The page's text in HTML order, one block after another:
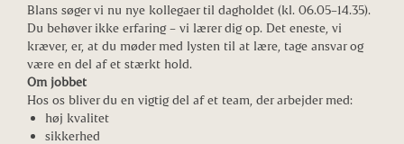
Blans søger vi nu nye kollegaer til dagholdet (kl. 06.05–14.35).
Du behøver ikke erfaring – vi lærer dig op. Det eneste, vi
kræver, er, at du møder med lysten til at lære, tage ansvar og
være en del af et stærkt hold.
Om jobbet
Hos os bliver du en vigtig del af et team, der arbejder med:
høj kvalitet
sikkerhed